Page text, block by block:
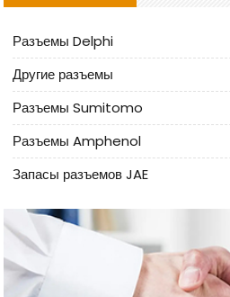
Разъемы Delphi
Другие разъемы
Разъемы Sumitomo
Разъемы Amphenol
Запасы разъемов JAE